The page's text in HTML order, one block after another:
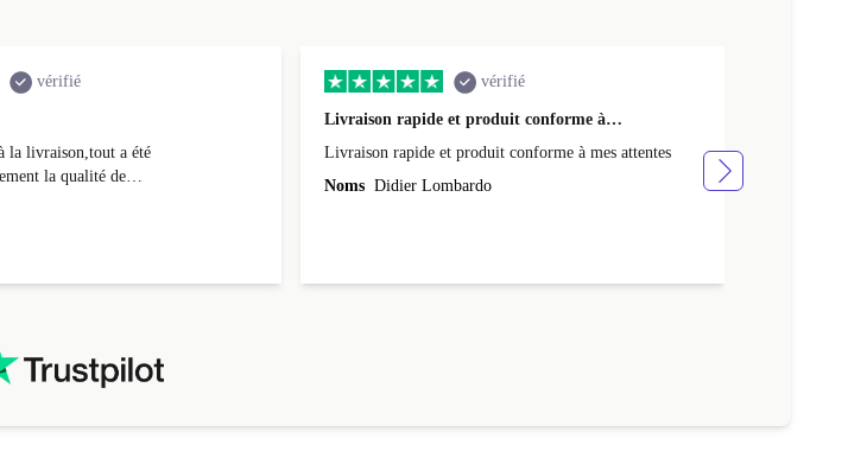
vérifié
la livraison,tout a été
la qualité de
impeccable.Rien à redire...que du
délai de livraison qui était même en
vérifié
Livraison rapide et produit conforme à…
Livraison rapide et produit conforme à mes attentes
Noms Didier Lombardo